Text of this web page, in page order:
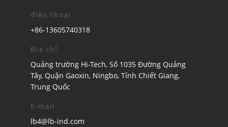
điện thoại
+86-13605740318
Địa chỉ
Quảng trường Hi-Tech, Số 1035 Đường Quảng
Tây, Quận Gaoxin, Ningbo, Tỉnh Chiết Giang,
Trung Quốc
E-mail
lb4@lb-ind.com